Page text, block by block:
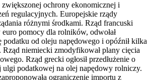
ochrony ekonomicznej i
regulacyjnych. Europejskie rządy
różnymi środkami. Rząd francuski
pomocy dla rolników, odwołał
od oleju napędowego i opóźnił kilka
Rząd niemiecki zmodyfikował plany cięcia
Rząd grecki ogłosił przedłużenie o
ulgi podatkowej na olej napędowy rolniczy.
ograniczenie importu z